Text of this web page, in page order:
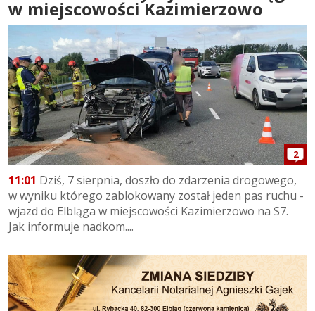
w miejscowości Kazimierzowo
2
11:01 Dziś, 7 sierpnia, doszło do zdarzenia drogowego,
w wyniku którego zablokowany został jeden pas ruchu -
wjazd do Elbląga w miejscowości Kazimierzowo na S7.
Jak informuje nadkom....